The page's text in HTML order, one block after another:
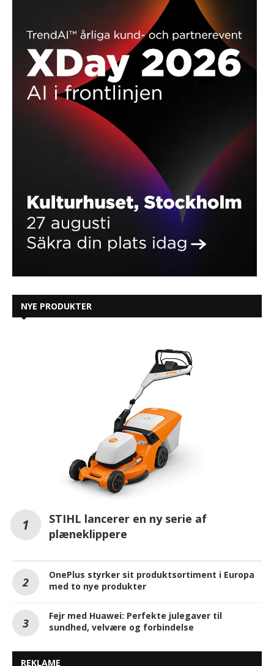
NYE PRODUKTER
STIHL lancerer en ny serie af
plæneklippere
OnePlus styrker sit produktsortiment i Europa
med to nye produkter
Fejr med Huawei: Perfekte julegaver til
sundhed, velvære og forbindelse
REKLAME